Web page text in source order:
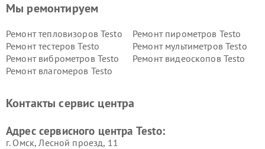
Мы ремонтируем
Ремонт тепловизоров Testo
Ремонт пирометров Testo
Ремонт тестеров Testo
Ремонт мультиметров Testo
Ремонт виброметров Testo
Ремонт видеоскопов Testo
Ремонт влагомеров Testo
Контакты сервис центра
Адрес сервисного центра Testo:
г. Омск, ​Лесной проезд, 11